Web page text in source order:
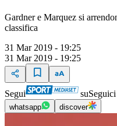
Gardner e Marquez si
classifica
31 Mar 2019 - 19:25
31 Mar 2019 - 19:25
Segui suSeguici
whatsapp discover